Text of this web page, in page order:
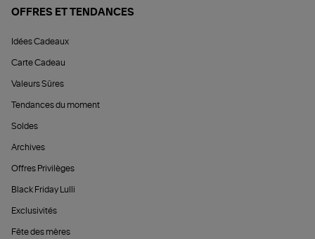
OFFRES ET TENDANCES
Idées Cadeaux
Carte Cadeau
Valeurs Sûres
Tendances du moment
Soldes
Archives
Offres Privilèges
Black Friday Lulli
Exclusivités
Fête des mères